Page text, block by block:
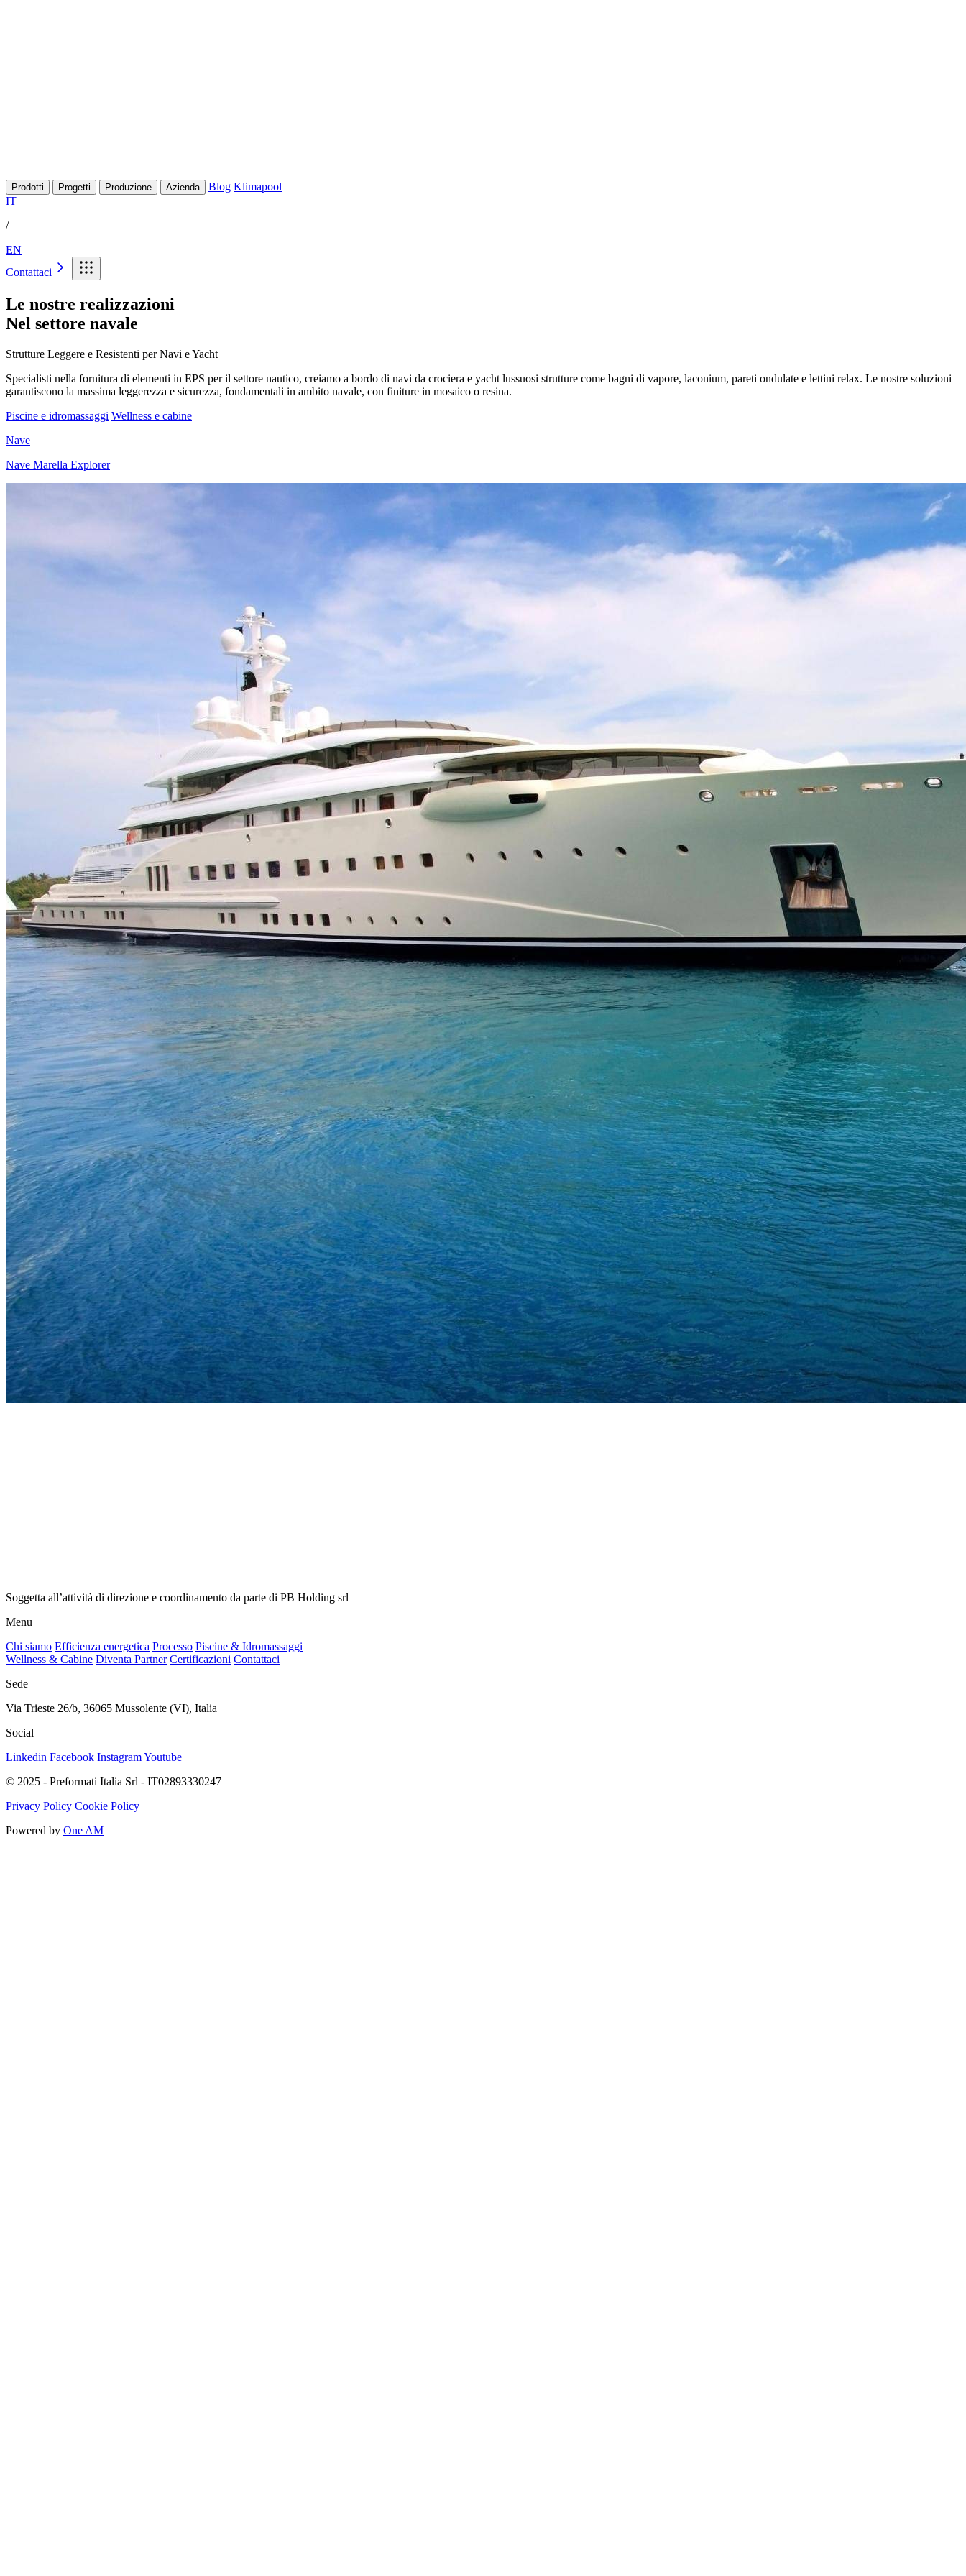
Prodotti Progetti Produzione Azienda Blog Klimapool
IT
/
EN
Contattaci
Le nostre realizzazioni
Nel settore navale
Strutture Leggere e Resistenti per Navi e Yacht
Specialisti nella fornitura di elementi in EPS per il settore nautico, creiamo a bordo di navi da crociera e yacht lussuosi strutture come bagni di vapore, laconium, pareti ondulate e lettini relax. Le nostre soluzioni
garantiscono la massima leggerezza e sicurezza, fondamentali in ambito navale, con finiture in mosaico o resina.
Piscine e idromassaggi Wellness e cabine
Nave
Nave Marella Explorer
Soggetta all’attività di direzione e coordinamento da parte di PB Holding srl
Menu
Chi siamo Efficienza energetica Processo Piscine & Idromassaggi
Wellness & Cabine Diventa Partner Certificazioni Contattaci
Sede
Via Trieste 26/b, 36065 Mussolente (VI), Italia
Social
Linkedin Facebook InstagramYoutube
© 2025 - Preformati Italia Srl - IT02893330247
Privacy Policy Cookie Policy
Powered by One AM